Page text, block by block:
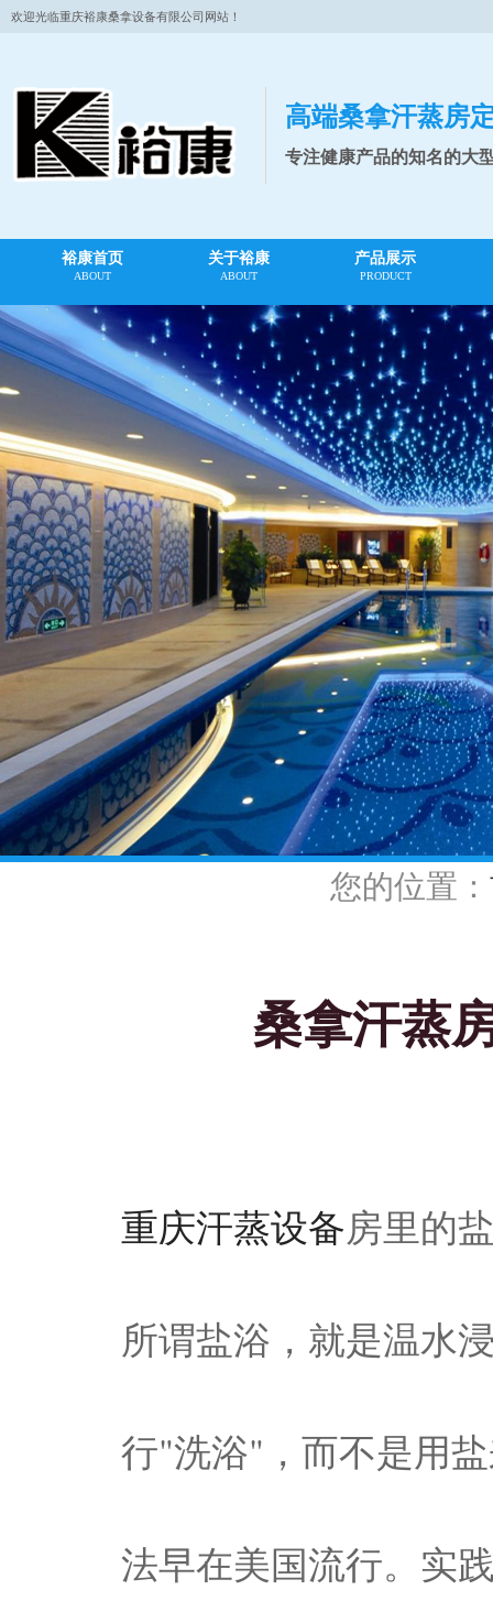
欢迎光临重庆裕康桑拿设备有限公司网站！
高端桑拿汗蒸房
专注健康产品的知名的大
裕康首页
ABOUT
关于裕康
ABOUT
产品展示
PRODUCT
您的位置：
桑拿汗蒸
重庆汗蒸设备房里的
所谓盐浴，就是温水
行"洗浴"，而不是用
法早在美国流行。实